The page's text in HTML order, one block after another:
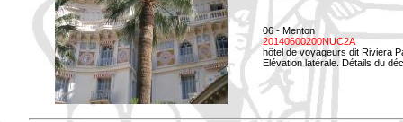
06 - Menton
20140600200NUC2A
hôtel de voyageurs dit Riviera
Elévation latérale. Détails du